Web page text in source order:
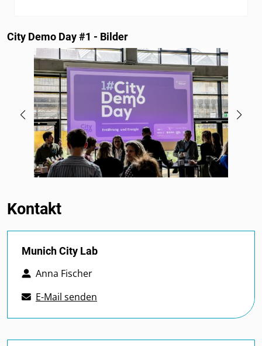
City Demo Day #1 - Bilder
Kontakt
Munich City Lab
Anna Fischer
E-Mail senden